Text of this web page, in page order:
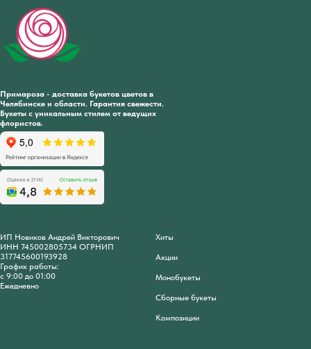
Примароза - доставка букетов цветов в
Челябинске и области. Гарантия свежести.
Букеты с уникальным стилем от ведущих
флористов.
ИП Новиков Андрей Викторович
ИНН 745002805734 ОГРНИП
317745600193928
График работы:
с 9:00 до 01:00
Ежедневно
Хиты
Акции
Монобукеты
Сборные букеты
Композиции